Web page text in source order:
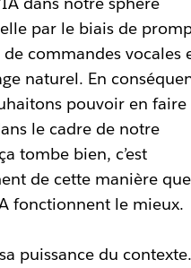
par le biais de
commandes vocales
naturel. En
pouvoir en faire
le cadre de notre
tombe bien, c’est
de cette manière
fonctionnent le mieux.
puissance du